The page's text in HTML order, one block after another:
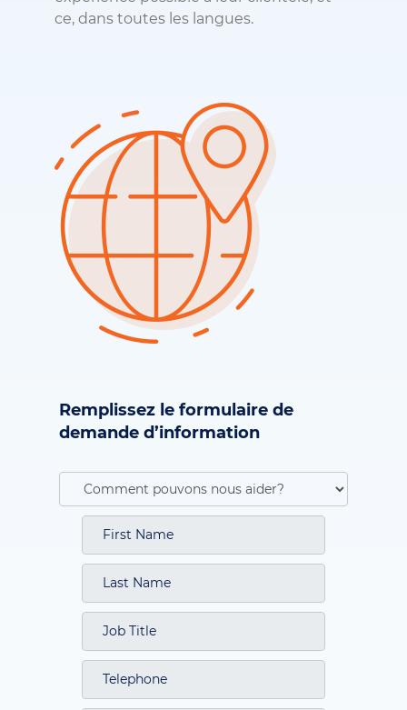
ce, dans toutes les langues.
Remplissez le formulaire de
demande d’information